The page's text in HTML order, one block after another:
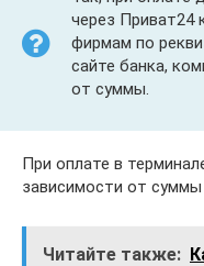
через Приват24
фирмам по
сайте банка,
от суммы.
При оплате в
зависимости от суммы
Читайте также: